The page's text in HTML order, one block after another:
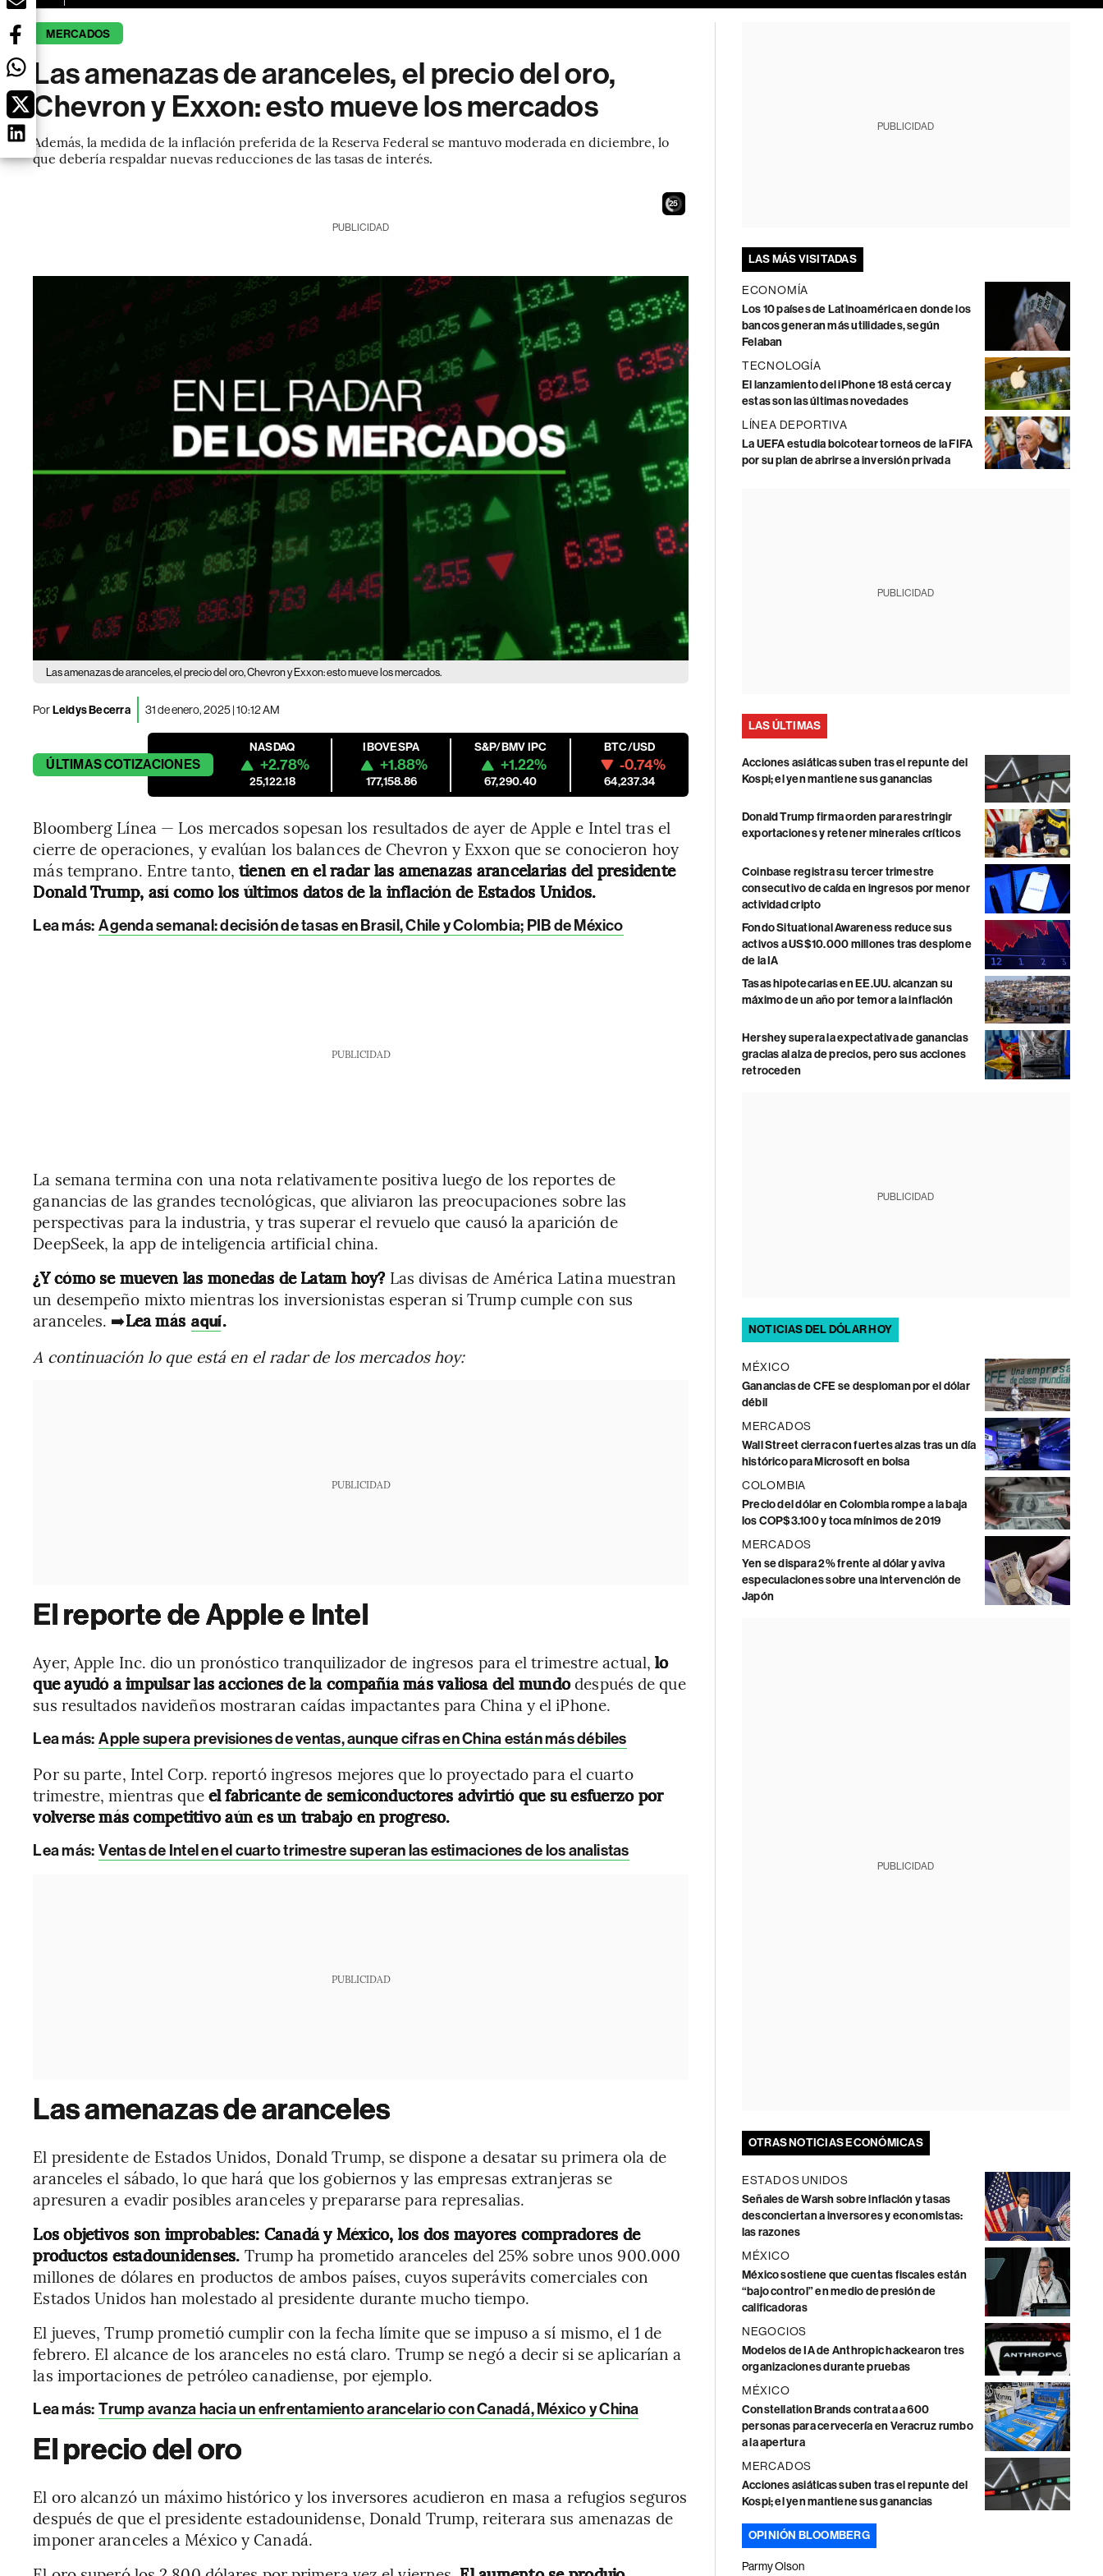
MERCADOS
Las amenazas de aranceles, el precio del oro,
Chevron y Exxon: esto mueve los mercados
Además, la medida de la inflación preferida de la Reserva Federal se mantuvo moderada en diciembre, lo
que debería respaldar nuevas reducciones de las tasas de interés.
25
PUBLICIDAD
Las amenazas de aranceles, el precio del oro, Chevron y Exxon: esto mueve los mercados.
PorLeidys Becerra 31 de enero, 2025 | 10:12 AM
ÚLTIMASCOTIZACIONES
NASDAQ
+2.78%
25,122.18
IBOVESPA
+1.88%
177,158.86
S&P/BMV IPC
+1.22%
67,290.40
BTC/USD
-0.74%
64,237.34
Bloomberg Línea — Los mercados sopesan los resultados de ayer de Apple e Intel tras el
cierre de operaciones, y evalúan los balances de Chevron y Exxon que se conocieron hoy
más temprano. Entre tanto,tienen en el radar las amenazas arancelarias del presidente
Donald Trump, así como los últimos datos de la inflación de Estados Unidos.
Lea más: Agenda semanal: decisión de tasas en Brasil, Chile y Colombia; PIB de México
PUBLICIDAD
La semana termina con una nota relativamente positiva luego de los reportes de
ganancias de las grandes tecnológicas, que aliviaron las preocupaciones sobre las
perspectivas para la industria, y tras superar el revuelo que causó la aparición de
DeepSeek, la app de inteligencia artificial china.
¿Y cómo se mueven las monedas de Latam hoy?Las divisas de América Latina muestran
un desempeño mixto mientras los inversionistas esperan si Trump cumple con sus
aranceles. ➡️Lea más aquí.
A continuación lo que está en el radar de los mercados hoy:
PUBLICIDAD
El reporte de Apple e Intel
Ayer, Apple Inc. dio un pronóstico tranquilizador de ingresos para el trimestre actual,lo
que ayudó a impulsar las acciones de la compañía más valiosa del mundodespués de que
sus resultados navideños mostraran caídas impactantes para China y el iPhone.
Lea más: Apple supera previsiones de ventas, aunque cifras en China están más débiles
Por su parte, Intel Corp. reportó ingresos mejores que lo proyectado para el cuarto
trimestre, mientras queel fabricante de semiconductores advirtió que su esfuerzo por
volverse más competitivo aún es un trabajo en progreso.
Lea más: Ventas de Intel en el cuarto trimestre superan las estimaciones de los analistas
PUBLICIDAD
Las amenazas de aranceles
El presidente de Estados Unidos, Donald Trump, se dispone a desatar su primera ola de
aranceles el sábado, lo que hará que los gobiernos y las empresas extranjeras se
apresuren a evadir posibles aranceles y prepararse para represalias.
Los objetivos son improbables: Canadá y México, los dos mayores compradores de
productos estadounidenses. Trump ha prometido aranceles del 25% sobre unos 900.000
millones de dólares en productos de ambos países, cuyos superávits comerciales con
Estados Unidos han molestado al presidente durante mucho tiempo.
El jueves, Trump prometió cumplir con la fecha límite que se impuso a sí mismo, el 1 de
febrero. El alcance de los aranceles no está claro. Trump se negó a decir si se aplicarían a
las importaciones de petróleo canadiense, por ejemplo.
Lea más: Trump avanza hacia un enfrentamiento arancelario con Canadá, México y China
El precio del oro
El oro alcanzó un máximo histórico y los inversores acudieron en masa a refugios seguros
después de que el presidente estadounidense, Donald Trump, reiterara sus amenazas de
imponer aranceles a México y Canadá.
PUBLICIDAD
LAS MÁS VISITADAS
ECONOMÍA
Los 10 países de Latinoamérica en donde los
bancos generan más utilidades, según
Felaban
TECNOLOGÍA
El lanzamiento del iPhone 18 está cerca y
estas son las últimas novedades
LÍNEA DEPORTIVA
La UEFA estudia boicotear torneos de la FIFA
por su plan de abrirse a inversión privada
PUBLICIDAD
LAS ÚLTIMAS
Acciones asiáticas suben tras el repunte del
Kospi; el yen mantiene sus ganancias
Donald Trump firma orden para restringir
exportaciones y retener minerales críticos
Coinbase registra su tercer trimestre
consecutivo de caída en ingresos por menor
actividad cripto
Fondo Situational Awareness reduce sus
activos a US$10.000 millones tras desplome
de la IA
Tasas hipotecarias en EE.UU. alcanzan su
máximo de un año por temor a la inflación
Hershey supera la expectativa de ganancias
gracias al alza de precios, pero sus acciones
retroceden
PUBLICIDAD
NOTICIAS DEL DÓLAR HOY
MÉXICO
Ganancias de CFE se desploman por el dólar
débil
MERCADOS
Wall Street cierra con fuertes alzas tras un día
histórico para Microsoft en bolsa
COLOMBIA
Precio del dólar en Colombia rompe a la baja
los COP$3.100 y toca mínimos de 2019
MERCADOS
Yen se dispara 2% frente al dólar y aviva
especulaciones sobre una intervención de
Japón
PUBLICIDAD
OTRAS NOTICIAS ECONÓMICAS
ESTADOS UNIDOS
Señales de Warsh sobre inflación y tasas
desconciertan a inversores y economistas:
las razones
MÉXICO
México sostiene que cuentas fiscales están
“bajo control” en medio de presión de
calificadoras
NEGOCIOS
Modelos de IA de Anthropic hackearon tres
organizaciones durante pruebas
MÉXICO
Constellation Brands contrata a 600
personas para cervecería en Veracruz rumbo
a la apertura
MERCADOS
Acciones asiáticas suben tras el repunte del
Kospi; el yen mantiene sus ganancias
OPINIÓN BLOOMBERG
Parmy Olson